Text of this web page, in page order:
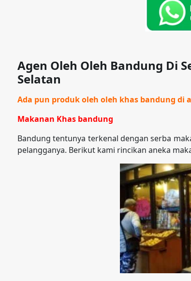
Agen Oleh Oleh Bandung Di
Selatan
Ada pun produk oleh oleh khas bandung di
Makanan Khas bandung
Bandung tentunya terkenal dengan serba
pelangganya. Berikut kami rincikan aneka